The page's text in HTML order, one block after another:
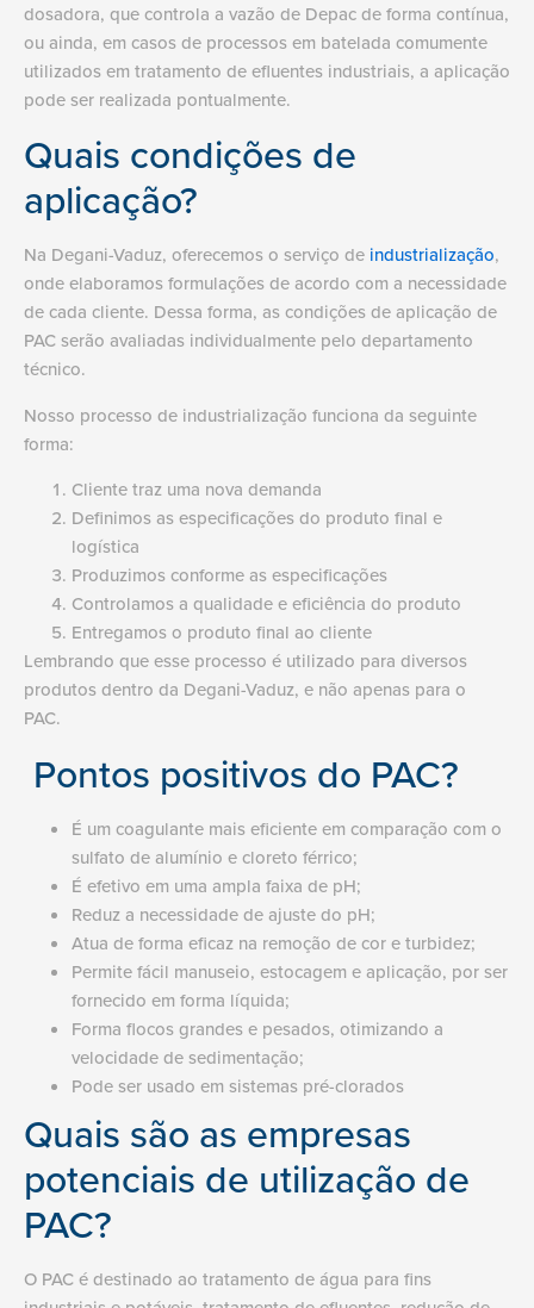
dosadora, que controla a vazão de Depac de forma contínua,
ou ainda, em casos de processos em batelada comumente
utilizados em tratamento de efluentes industriais, a aplicação
pode ser realizada pontualmente.
Quais condições de
aplicação?
Na Degani-Vaduz, oferecemos o serviço de industrialização,
onde elaboramos formulações de acordo com a necessidade
de cada cliente. Dessa forma, as condições de aplicação de
PAC serão avaliadas individualmente pelo departamento
técnico.
Nosso processo de industrialização funciona da seguinte
forma:
Cliente traz uma nova demanda
Definimos as especificações do produto final e
logística
Produzimos conforme as especificações
Controlamos a qualidade e eficiência do produto
Entregamos o produto final ao cliente
Lembrando que esse processo é utilizado para diversos
produtos dentro da Degani-Vaduz, e não apenas para o
PAC.
Pontos positivos do PAC?
É um coagulante mais eficiente em comparação com o
sulfato de alumínio e cloreto férrico;
É efetivo em uma ampla faixa de pH;
Reduz a necessidade de ajuste do pH;
Atua de forma eficaz na remoção de cor e turbidez;
Permite fácil manuseio, estocagem e aplicação, por ser
fornecido em forma líquida;
Forma flocos grandes e pesados, otimizando a
velocidade de sedimentação;
Pode ser usado em sistemas pré-clorados
Quais são as empresas
potenciais de utilização de
PAC?
O PAC é destinado ao tratamento de água para fins